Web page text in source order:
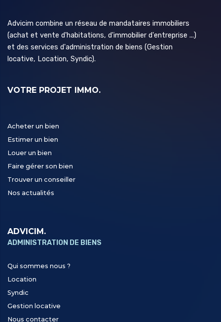
Advicim combine un réseau de mandataires immobiliers
(achat et vente d'habitations, d'immobilier d'entreprise ...)
et des services d'administration de biens (Gestion
locative, Location, Syndic).
VOTRE PROJET IMMO.
Acheter un bien
Estimer un bien
Louer un bien
Faire gérer son bien
Trouver un conseiller
Nos actualités
ADVICIM.
ADMINISTRATION DE BIENS
Qui sommes nous ?
Location
Syndic
Gestion locative
Nous contacter